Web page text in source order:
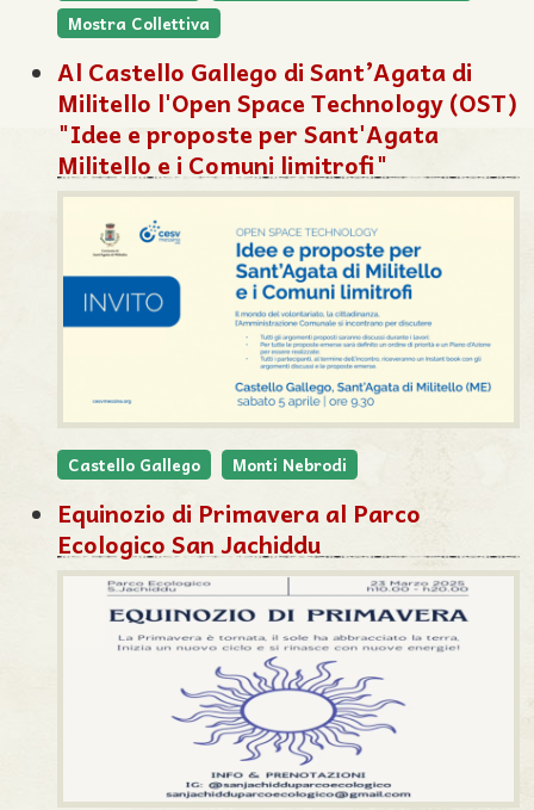
Mostra Collettiva
Al Castello Gallego di Sant’Agata di
Militello l'Open Space Technology (OST)
"Idee e proposte per Sant'Agata
Militello e i Comuni limitrofi"
Castello Gallego Monti Nebrodi
Equinozio di Primavera al Parco
Ecologico San Jachiddu